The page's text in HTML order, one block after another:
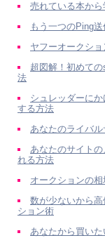
売れている本か
もう一つのPing送
ヤフーオークシ
超図解！初めて
法
シュレッダーに
する方法
あなたのライバ
あなたのサイト
れる方法
オークションの
数が少ないから
ション術
あなたから買い